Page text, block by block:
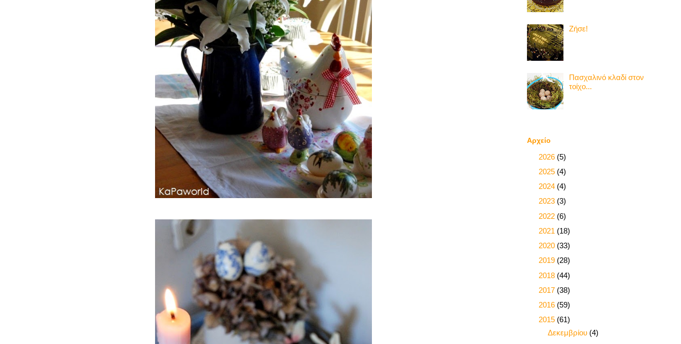
Ζήσε!
Πασχαλινό κλαδί στον
τοίχο...
Αρχείο
2026 (5)
2025 (4)
2024 (4)
2023 (3)
2022 (6)
2021 (18)
2020 (33)
2019 (28)
2018 (44)
2017 (38)
2016 (59)
2015 (61)
Δεκεμβρίου (4)